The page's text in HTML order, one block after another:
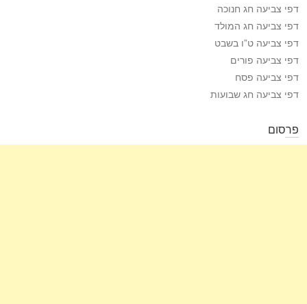
דפי צביעה חג חנוכה
דפי צביעה חג המולד
דפי צביעה ט”ו בשבט
דפי צביעה פורים
דפי צביעה פסח
דפי צביעה חג שבועות
פרסום